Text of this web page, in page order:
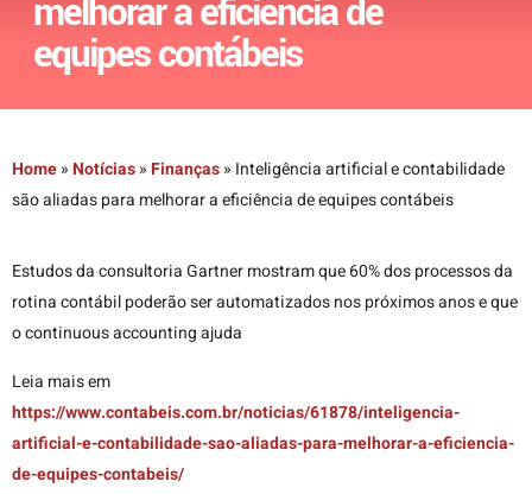
melhorar a eficiência de
equipes contábeis
Home»Notícias»Finanças» Inteligência artificial e contabilidade
são aliadas para melhorar a eficiência de equipes contábeis
Estudos da consultoria Gartner mostram que 60% dos processos da
rotina contábil poderão ser automatizados nos próximos anos e que
o continuous accounting ajuda
Leia mais em
https://www.contabeis.com.br/noticias/61878/inteligencia-
artificial-e-contabilidade-sao-aliadas-para-melhorar-a-eficiencia-
de-equipes-contabeis/